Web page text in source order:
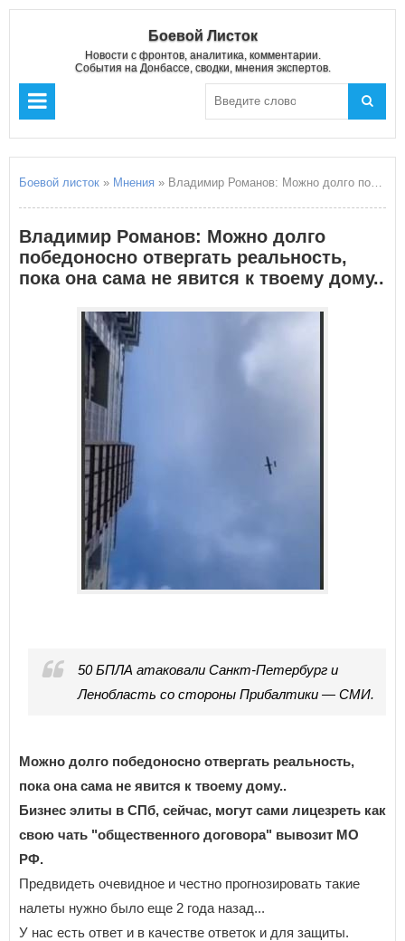
Боевой Листок
Новости с фронтов, аналитика, комментарии.
События на Донбассе, сводки, мнения экспертов.
Боевой листок » Мнения » Владимир Романов: Можно долго победоносно отвергать реальность, пока она сама не явится к твоему дому..
Владимир Романов: Можно долго
победоносно отвергать реальность,
пока она сама не явится к твоему дому..
50 БПЛА атаковали Санкт-Петербург и
Ленобласть со стороны Прибалтики — СМИ.
Можно долго победоносно отвергать реальность,
пока она сама не явится к твоему дому..
Бизнес элиты в СПб, сейчас, могут сами лицезреть как
свою чать "общественного договора" вывозит МО
РФ.
Предвидеть очевидное и честно прогнозировать такие
налеты нужно было еще 2 года назад...
У нас есть ответ и в качестве ответок и для защиты.